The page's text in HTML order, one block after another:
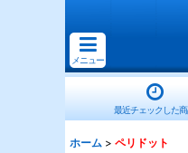
メニュー
最近チェックした
ホーム > ペリドット